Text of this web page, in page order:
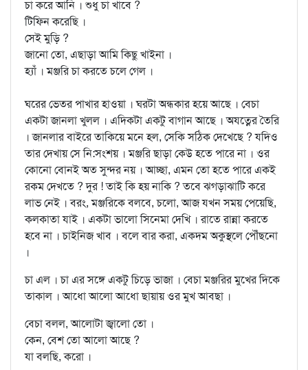
চা করে আনি । শুধু চা খাবে ?
টিফিন করেছি ।
সেই মুড়ি ?
জানো তো, এছাড়া আমি কিছু খাইনা ।
হ্যাঁ । মঞ্জরি চা করতে চলে গেল ।
ঘরের ভেতর পাখার হাওয়া । ঘরটা অন্ধকার হয়ে আছে । বেচা
একটা জানলা খুলল । এদিকটা একটু বাগান আছে । অযত্নের তৈরি
। জানলার বাইরে তাকিয়ে মনে হল, সেকি সঠিক দেখেছে ? যদিও
তার দেখায় সে নি:সংশয় । মঞ্জরি ছাড়া কেউ হতে পারে না । ওর
কোনো বোনই অত সুন্দর নয় । আচ্ছা, এমন তো হতে পারে একই
রকম দেখতে ? দুর ! তাই কি হয় নাকি ? তবে ঝগড়াঝাটি করে
লাভ নেই । বরং, মঞ্জরিকে বলবে, চলো, আজ যখন সময় পেয়েছি,
কলকাতা যাই । একটা ভালো সিনেমা দেখি । রাতে রান্না করতে
হবে না । চাইনিজ খাব । বলে বার করা, একদম অকুস্থলে পৌঁছনো
।
চা এল । চা এর সঙ্গে একটু চিড়ে ভাজা । বেচা মঞ্জরির মুখের দিকে
তাকাল । আধো আলো আধো ছায়ায় ওর মুখ আবছা ।
বেচা বলল, আলোটা জ্বালো তো ।
কেন, বেশ তো আলো আছে ?
যা বলছি, করো ।